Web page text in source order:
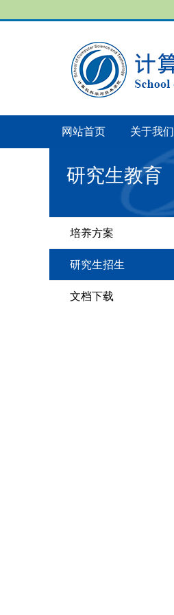
网站首页 关于我们
研究生教育
培养方案
研究生招生
文档下载